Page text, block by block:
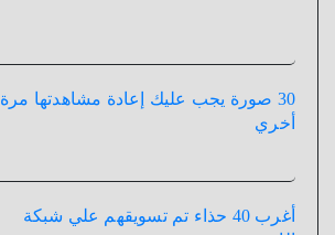
30 صورة يجب عليك إعادة مشاهدتها مرة
أخري
أغرب 40 حذاء تم تسويقهم علي شبكة